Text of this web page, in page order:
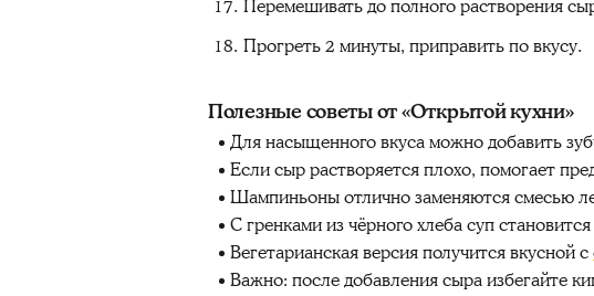
Перемешивать до полного растворения
Прогреть 2 минуты, приправить по вкусу.
Полезные советы от «Открытой кухни»
Для насыщенного вкуса можно добавить
Если сыр растворяется плохо, помогает
Шампиньоны отлично заменяются смесью
С гренками из чёрного хлеба суп
Вегетарианская версия получится вкусной с
Важно: после добавления сыра избегайте